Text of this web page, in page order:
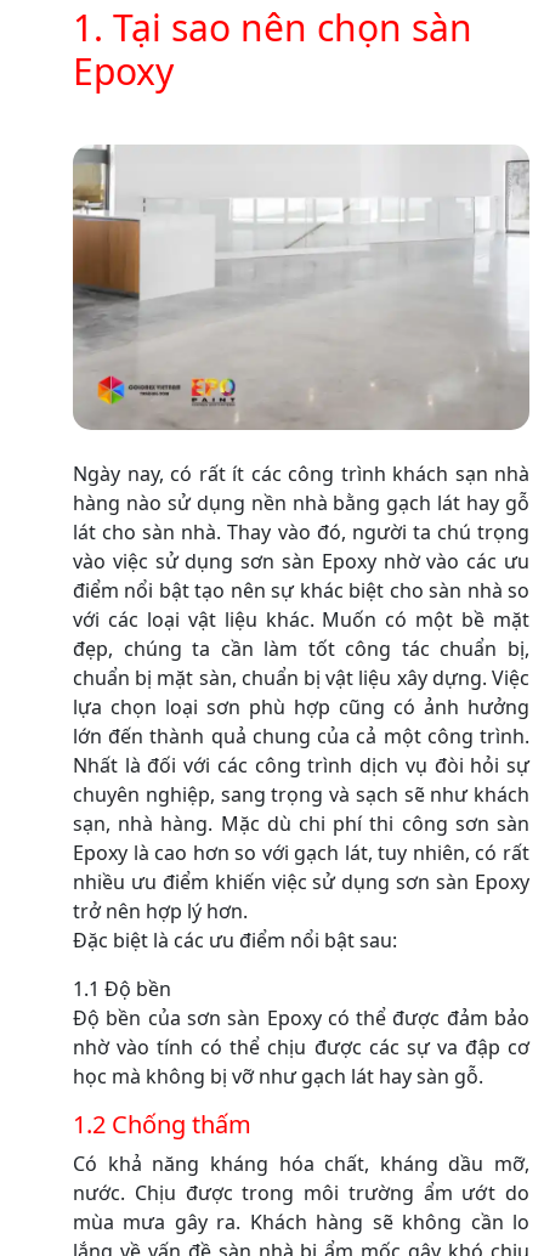
1. Tại sao nên chọn sàn
Epoxy
Ngày nay, có rất ít các công trình khách sạn nhà
hàng nào sử dụng nền nhà bằng gạch lát hay gỗ
lát cho sàn nhà. Thay vào đó, người ta chú trọng
vào việc sử dụng sơn sàn Epoxy nhờ vào các ưu
điểm nổi bật tạo nên sự khác biệt cho sàn nhà so
với các loại vật liệu khác. Muốn có một bề mặt
đẹp, chúng ta cần làm tốt công tác chuẩn bị,
chuẩn bị mặt sàn, chuẩn bị vật liệu xây dựng. Việc
lựa chọn loại sơn phù hợp cũng có ảnh hưởng
lớn đến thành quả chung của cả một công trình.
Nhất là đối với các công trình dịch vụ đòi hỏi sự
chuyên nghiệp, sang trọng và sạch sẽ như khách
sạn, nhà hàng. Mặc dù chi phí thi công sơn sàn
Epoxy là cao hơn so với gạch lát, tuy nhiên, có rất
nhiều ưu điểm khiến việc sử dụng sơn sàn Epoxy
trở nên hợp lý hơn.
Đặc biệt là các ưu điểm nổi bật sau:
1.1 Độ bền
Độ bền của sơn sàn Epoxy có thể được đảm bảo
nhờ vào tính có thể chịu được các sự va đập cơ
học mà không bị vỡ như gạch lát hay sàn gỗ.
1.2 Chống thấm
Có khả năng kháng hóa chất, kháng dầu mỡ,
nước. Chịu được trong môi trường ẩm ướt do
mùa mưa gây ra. Khách hàng sẽ không cần lo
lắng về vấn đề sàn nhà bị ẩm mốc gây khó chịu